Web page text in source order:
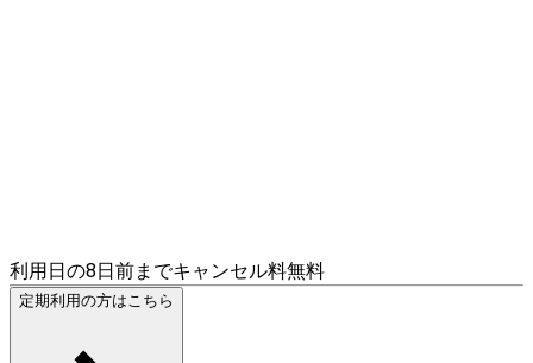
利用日の8日前までキャンセル料無料
定期利用の方はこちら